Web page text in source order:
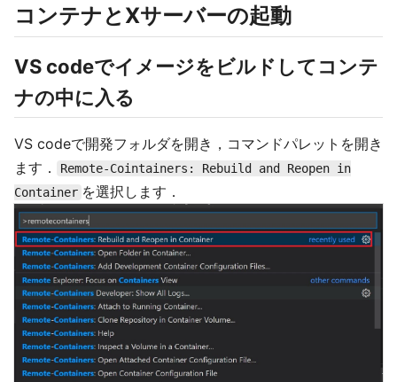
コンテナとXサーバーの起動
VS codeでイメージをビルドしてコンテ
ナの中に入る
VS codeで開発フォルダを開き，コマンドパレットを開き
ます．
Remote-Cointainers: Rebuild and Reopen in
Container を選択します．